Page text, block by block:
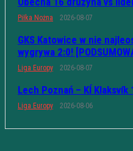
Piłka Nożna 2026-08-07
GKS Katowice w nie
wygrywa 2:0!
Liga Europy 2026-08-07
Lech Poznań – KÍ
Liga Europy 2026-08-06